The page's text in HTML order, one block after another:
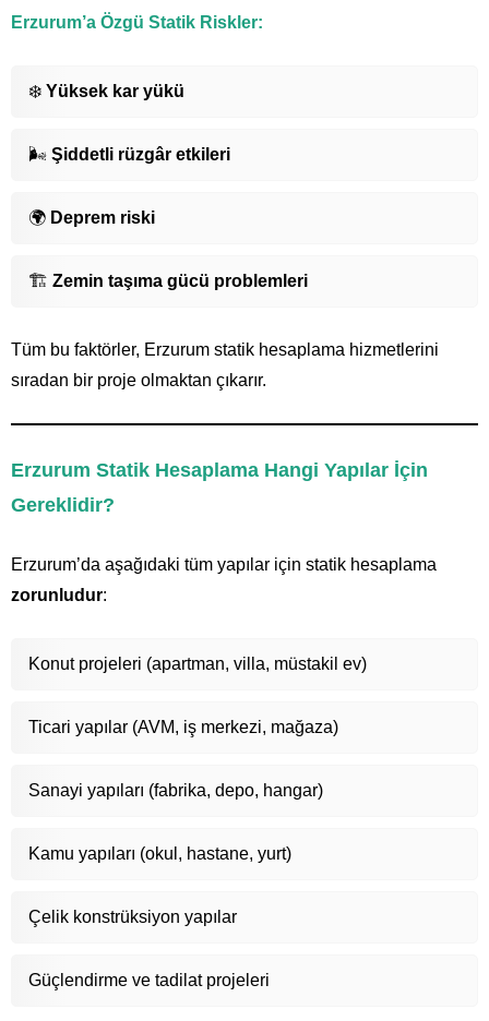
Erzurum’a Özgü Statik Riskler:
❄️ Yüksek kar yükü
🌬️ Şiddetli rüzgâr etkileri
🌍 Deprem riski
🏗️ Zemin taşıma gücü problemleri
Tüm bu faktörler, Erzurum statik hesaplama hizmetlerini
sıradan bir proje olmaktan çıkarır.
Erzurum Statik Hesaplama Hangi Yapılar İçin
Gereklidir?
Erzurum’da aşağıdaki tüm yapılar için statik hesaplama
zorunludur:
Konut projeleri (apartman, villa, müstakil ev)
Ticari yapılar (AVM, iş merkezi, mağaza)
Sanayi yapıları (fabrika, depo, hangar)
Kamu yapıları (okul, hastane, yurt)
Çelik konstrüksiyon yapılar
Güçlendirme ve tadilat projeleri